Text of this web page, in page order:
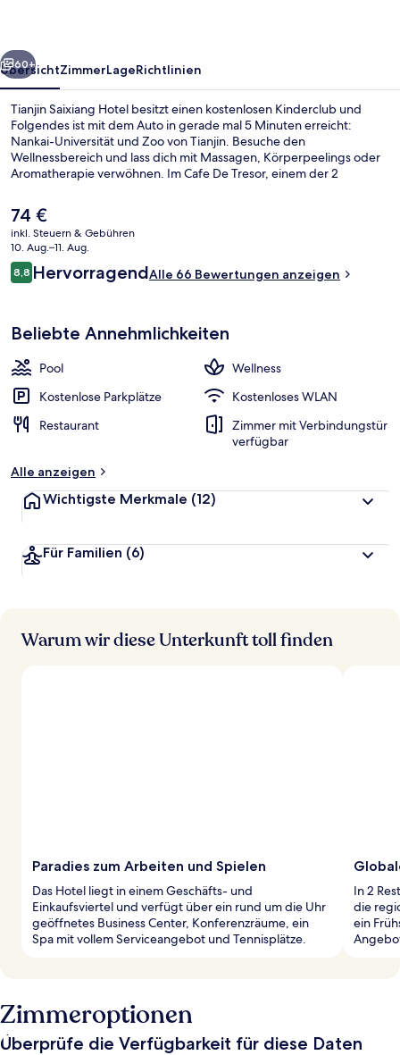
Weiter
60+
ÜbersichtZimmerLageRichtlinien
Tianjin Saixiang Hotel besitzt einen kostenlosen Kinderclub und
Folgendes ist mit dem Auto in gerade mal 5 Minuten erreicht:
Nankai-Universität und Zoo von Tianjin. Besuche den
Wellnessbereich und lass dich mit Massagen, Körperpeelings oder
Aromatherapie verwöhnen. Im Cafe De Tresor, einem der 2
Weitere Highlights wie ein Innenpool, eine Bar/Lounge und
Fitnessmöglichkeiten sprechen für dieses Hotel im luxuriösen Stil.
Die öffentlichen Verkehrsmittel sind ganz in der Nähe: Zur U-Bahn
(Station Hua Yuan) sind es nur 13 Gehminuten.
Der
aktuelle
Preis
beträgt
74 €.
74 €
inkl. Steuern & Gebühren
10. Aug.–11. Aug.
Bewertungen
8,88,8 von 10.
HervorragendAlle 66 Bewertungen anzeigen
Beliebte Annehmlichkeiten
Pool
Wellness
Kostenlose Parkplätze
Kostenloses WLAN
Restaurant
Zimmer mit Verbindungstür
verfügbar
Alle anzeigen
Wichtigste Merkmale (12)
Für Familien (6)
Warum wir diese Unterkunft toll finden
Paradies zum Arbeiten und Spielen
Das Hotel liegt in einem Geschäfts- und
Einkaufsviertel und verfügt über ein rund um die Uhr
geöffnetes Business Center, Konferenzräume, ein
Spa mit vollem Serviceangebot und Tennisplätze.
In 2
die
ein
Zimmeroptionen
Überprüfe die Verfügbarkeit für diese Daten